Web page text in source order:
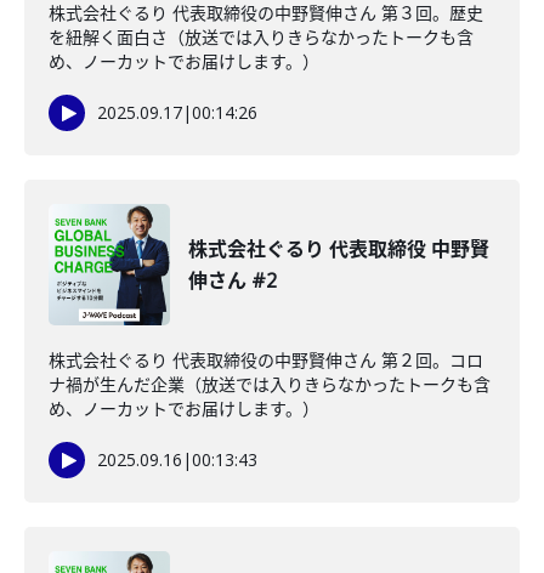
株式会社ぐるり 代表取締役の中野賢伸さん 第３回。歴史
を紐解く面白さ（放送では入りきらなかったトークも含
め、ノーカットでお届けします。）
2025.09.17|00:14:26
株式会社ぐるり 代表取締役 中野賢
伸さん #2
株式会社ぐるり 代表取締役の中野賢伸さん 第２回。コロ
ナ禍が生んだ企業（放送では入りきらなかったトークも含
め、ノーカットでお届けします。）
2025.09.16 |00:13:43